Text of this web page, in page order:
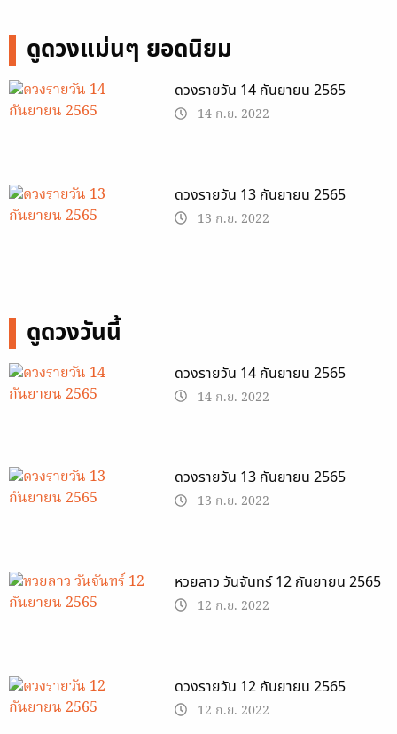
ดูดวงแม่นๆ ยอดนิยม
ดวงรายวัน 14 กันยายน 2565
14 ก.ย. 2022
ดวงรายวัน 13 กันยายน 2565
13 ก.ย. 2022
ดูดวงวันนี้
ดวงรายวัน 14 กันยายน 2565
14 ก.ย. 2022
ดวงรายวัน 13 กันยายน 2565
13 ก.ย. 2022
หวยลาว วันจันทร์ 12 กันยายน 2565
12 ก.ย. 2022
ดวงรายวัน 12 กันยายน 2565
12 ก.ย. 2022